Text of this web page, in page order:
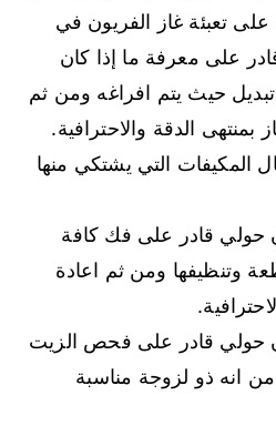
على تعبئة غاز الفريون في
على معرفة ما إذا كان
تبديل حيث يتم افراغه ومن ثم
بمنتهى الدقة والاحترافية.
المكيفات التي يشتكي منها
حولي قادر على فك كافة
وتنظيفها ومن ثم اعادة
حولي قادر على فحص الزيت
انه ذو لزوجة مناسبة